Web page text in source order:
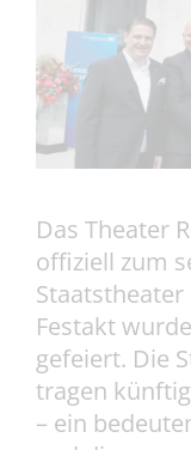
Das Theater
offiziell zum
Festakt
gefeiert. Die
tragen
– ein